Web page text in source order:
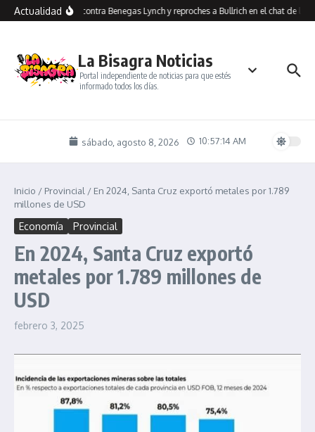
Saltar al contenido
ActualidadInsultos contra Benegas Lynch y reproches a Bullrich en el chat de los
La Bisagra Noticias
Portal independiente de noticias para que estés
informado todos los días.
sábado, agosto 8, 2026 10:57:14 AM
Inicio / Provincial / En 2024, Santa Cruz exportó metales por 1.789
millones de USD
Economía Provincial
En 2024, Santa Cruz exportó
metales por 1.789 millones de
USD
febrero 3, 2025